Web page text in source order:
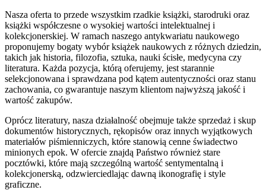
Nasza oferta to przede wszystkim rzadkie książki, starodruki oraz
książki współczesne o wysokiej wartości intelektualnej i
kolekcjonerskiej. W ramach naszego antykwariatu naukowego
proponujemy bogaty wybór książek naukowych z różnych dziedzin,
takich jak historia, filozofia, sztuka, nauki ścisłe, medycyna czy
literatura. Każda pozycja, którą oferujemy, jest starannie
selekcjonowana i sprawdzana pod kątem autentyczności oraz stanu
zachowania, co gwarantuje naszym klientom najwyższą jakość i
wartość zakupów.
Oprócz literatury, nasza działalność obejmuje także sprzedaż i skup
dokumentów historycznych, rękopisów oraz innych wyjątkowych
materiałów piśmienniczych, które stanowią cenne świadectwo
minionych epok. W ofercie znajdą Państwo również stare
pocztówki, które mają szczególną wartość sentymentalną i
kolekcjonerską, odzwierciedlając dawną ikonografię i style
graficzne.